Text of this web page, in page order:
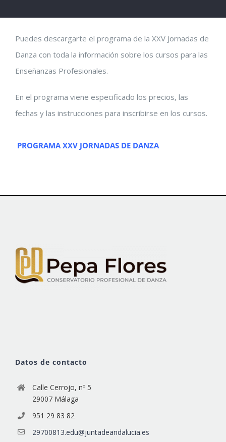
Puedes descargarte el programa de la XXV Jornadas de
Danza con toda la información sobre los cursos para las
Enseñanzas Profesionales.
En el programa viene especificado los precios, las
fechas y las instrucciones para inscribirse en los cursos.
PROGRAMA XXV JORNADAS DE DANZA
Datos de contacto
Calle Cerrojo, nº 5
29007 Málaga
951 29 83 82
29700813.edu@juntadeandalucia.es